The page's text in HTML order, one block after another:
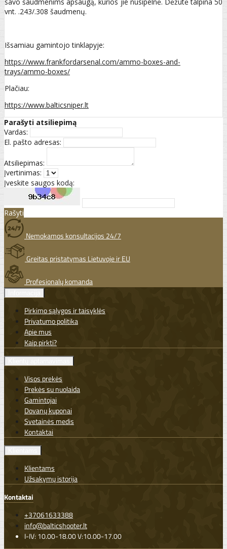
savo šaudmenims apsaugą, kurios jie nusipelnė. Dėžutė talpina 50
vnt. .243/.308 šaudmenų.
Išsamiau gamintojo tinklapyje:
https://www.frankfordarsenal.com/ammo-boxes-and-
trays/ammo-boxes/
Plačiau:
https://www.balticsniper.lt
Parašyti atsiliepimą
Vardas:
El. pašto adresas:
Atsiliepimas:
Įvertinimas:
Įveskite saugos kodą:
Rašyti
Nemokamos konsultacijos 24/7
Greitas pristatymas Lietuvoje ir EU
Profesionalų komanda
Pirkimo sąlygos ir taisyklės
Privatumo politika
Apie mus
Kaip pirkti?
Visos prekės
Prekės su nuolaida
Gamintojai
Dovanų kuponai
Svetainės medis
Kontaktai
Klientams
Užsakymų istorija
Kontaktai
+37061633388
info@balticshooter.lt
I-IV: 10.00-18.00 V:10.00-17.00